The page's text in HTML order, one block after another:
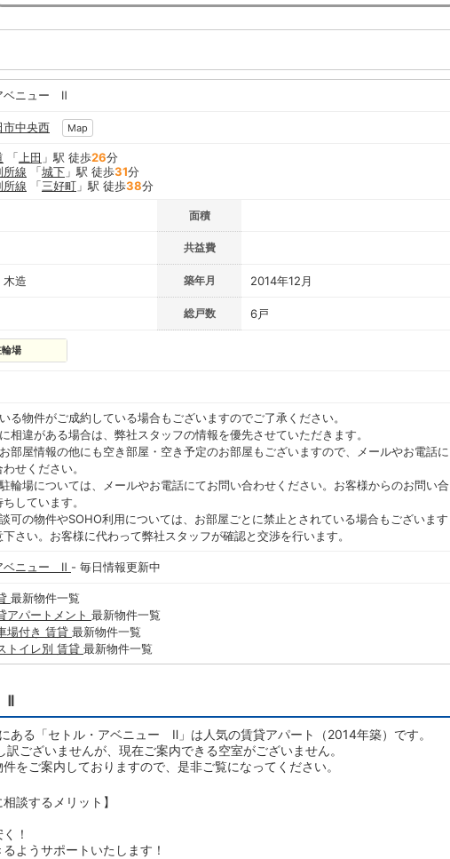
ベニュー Ⅱ
市中央西 Map
「上田 」駅 徒歩26分
所線 「城下 」駅 徒歩31分
所線 「三好町 」駅 徒歩38分
面積
共益費
木造 築年月 2014年12月
総戸数 6戸
場
る物件がご成約している場合もございますのでご了承ください。
相違がある場合は、弊社スタッフの情報を優先させていただきます。
部屋情報の他にも空き部屋・空き予定のお部屋もございますので、メールやお電話に
せください。
輪場については、メールやお電話にてお問い合わせください。お客様からのお問い合
しています。
可の物件やSOHO利用については、お部屋ごとに禁止とされている場合もございます
さい。お客様に代わって弊社スタッフが確認と交渉を行います。
ベニュー Ⅱ - 毎日情報更新中
最新物件一覧
アパートメント 最新物件一覧
場付き 賃貸 最新物件一覧
トイレ別 賃貸 最新物件一覧
ある「セトル・アベニュー Ⅱ」は人気の賃貸アパート（2014年築）です。
ございませんが、現在ご案内できる空室がございません。
をご案内しておりますので、是非ご覧になってください。
談するメリット】
！
ようサポートいたします！